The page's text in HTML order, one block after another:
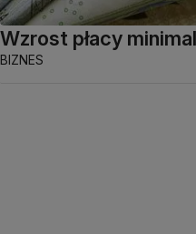
Wzrost płacy
BIZNES